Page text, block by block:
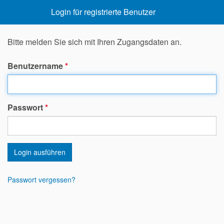
Login für registrierte Benutzer
Bitte melden Sie sich mit Ihren Zugangsdaten an.
Benutzername*
Passwort*
Login ausführen
Passwort vergessen?